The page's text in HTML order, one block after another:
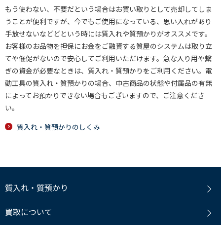
もう使わない、不要だという場合はお買い取りとして売却してしま
うことが便利ですが、今でもご使用になっている、思い入れがあり
手放せないなどどという時には質入れや質預かりがオススメです。
お客様のお品物を担保にお金をご融資する質屋のシステムは取り立
てや催促がないので安心してご利用いただけます。急な入り用や繋
ぎの資金が必要なときは、質入れ・質預かりをご利用ください。電
動工具の質入れ・質預かりの場合、中古商品の状態や付属品の有無
によってお預かりできない場合もございますので、ご注意くださ
い。
質入れ・質預かりのしくみ
質入れ・質預かり
買取について